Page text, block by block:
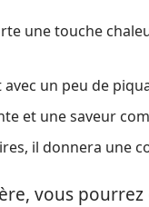
une touche
un peu de
et une saveur
il donnera une
vous